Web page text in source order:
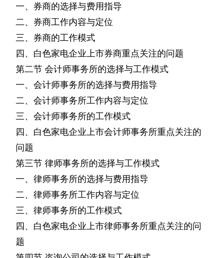
一、券商的选择与费用指导
二、券商工作内容与定位
三、券商的工作模式
四、白色家电企业上市券商重点关注的问题
第二节 会计师事务所的选择与工作模式
一、会计师事务所的选择与费用指导
二、会计师事务所工作内容与定位
三、会计师事务所的工作模式
四、白色家电企业上市会计师事务所重点关注的
问题
第三节 律师事务所的选择与工作模式
一、律师事务所的选择与费用指导
二、律师事务所工作内容与定位
三、律师事务所的工作模式
四、白色家电企业上市律师事务所重点关注的问
题